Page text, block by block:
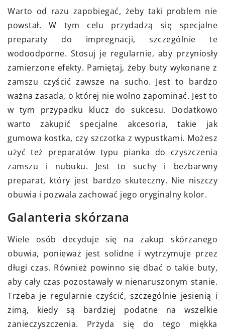
Warto od razu zapobiegać, żeby taki problem nie
powstał. W tym celu przydadzą się specjalne
preparaty do impregnacji, szczególnie te
wodoodporne. Stosuj je regularnie, aby przyniosły
zamierzone efekty. Pamiętaj, żeby buty wykonane z
zamszu czyścić zawsze na sucho. Jest to bardzo
ważna zasada, o której nie wolno zapominać. Jest to
w tym przypadku klucz do sukcesu. Dodatkowo
warto zakupić specjalne akcesoria, takie jak
gumowa kostka, czy szczotka z wypustkami. Możesz
użyć też preparatów typu pianka do czyszczenia
zamszu i nubuku. Jest to suchy i bezbarwny
preparat, który jest bardzo skuteczny. Nie niszczy
obuwia i pozwala zachować jego oryginalny kolor.
Galanteria skórzana
Wiele osób decyduje się na zakup skórzanego
obuwia, ponieważ jest solidne i wytrzymuje przez
długi czas. Również powinno się dbać o takie buty,
aby cały czas pozostawały w nienaruszonym stanie.
Trzeba je regularnie czyścić, szczególnie jesienią i
zimą, kiedy są bardziej podatne na wszelkie
zanieczyszczenia. Przyda się do tego miękka